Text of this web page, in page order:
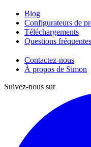
Blog
Configurateurs de
Téléchargements
Questions fréquentes
Contactez-nous
À propos de Simon
Suivez-nous sur